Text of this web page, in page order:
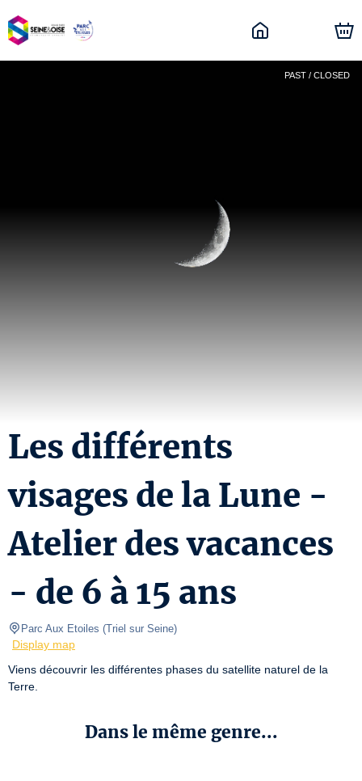
PAST / CLOSED
Les différents
visages de la Lune -
Atelier des vacances
- de 6 à 15 ans
Parc Aux Etoiles (Triel sur Seine)
Display map
Viens découvrir les différentes phases du satellite naturel de la
Terre.
Dans le même genre...